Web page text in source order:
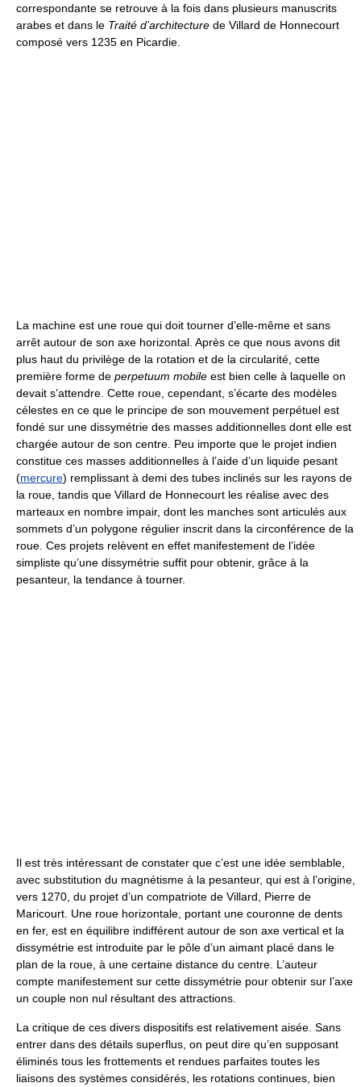
correspondante se retrouve à la fois dans plusieurs manuscrits
arabes et dans le Traité d’architecture de Villard de Honnecourt
composé vers 1235 en Picardie.
La machine est une roue qui doit tourner d’elle-même et sans
arrêt autour de son axe horizontal. Après ce que nous avons dit
plus haut du privilège de la rotation et de la circularité, cette
première forme de perpetuum mobile est bien celle à laquelle on
devait s’attendre. Cette roue, cependant, s’écarte des modèles
célestes en ce que le principe de son mouvement perpétuel est
fondé sur une dissymétrie des masses additionnelles dont elle est
chargée autour de son centre. Peu importe que le projet indien
constitue ces masses additionnelles à l’aide d’un liquide pesant
(mercure) remplissant à demi des tubes inclinés sur les rayons de
la roue, tandis que Villard de Honnecourt les réalise avec des
marteaux en nombre impair, dont les manches sont articulés aux
sommets d’un polygone régulier inscrit dans la circonférence de la
roue. Ces projets relèvent en effet manifestement de l’idée
simpliste qu’une dissymétrie suffit pour obtenir, grâce à la
pesanteur, la tendance à tourner.
Il est très intéressant de constater que c’est une idée semblable,
avec substitution du magnétisme à la pesanteur, qui est à l’origine,
vers 1270, du projet d’un compatriote de Villard, Pierre de
Maricourt. Une roue horizontale, portant une couronne de dents
en fer, est en équilibre indifférent autour de son axe vertical et la
dissymétrie est introduite par le pôle d’un aimant placé dans le
plan de la roue, à une certaine distance du centre. L’auteur
compte manifestement sur cette dissymétrie pour obtenir sur l’axe
un couple non nul résultant des attractions.
La critique de ces divers dispositifs est relativement aisée. Sans
entrer dans des détails superflus, on peut dire qu’en supposant
éliminés tous les frottements et rendues parfaites toutes les
liaisons des systèmes considérés, les rotations continues, bien